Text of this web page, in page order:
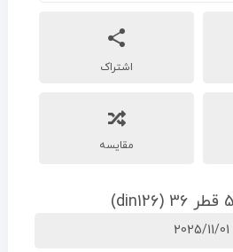
اشتراک
مقایسه